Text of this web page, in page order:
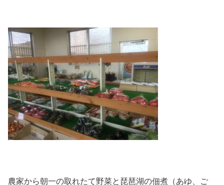
農家から朝一の取れたて野菜と琵琶湖の佃煮（あゆ、ご